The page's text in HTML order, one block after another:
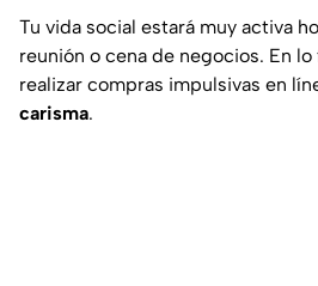
Tu vida social estará muy activa
reunión o cena de negocios. En
realizar compras impulsivas en
carisma.